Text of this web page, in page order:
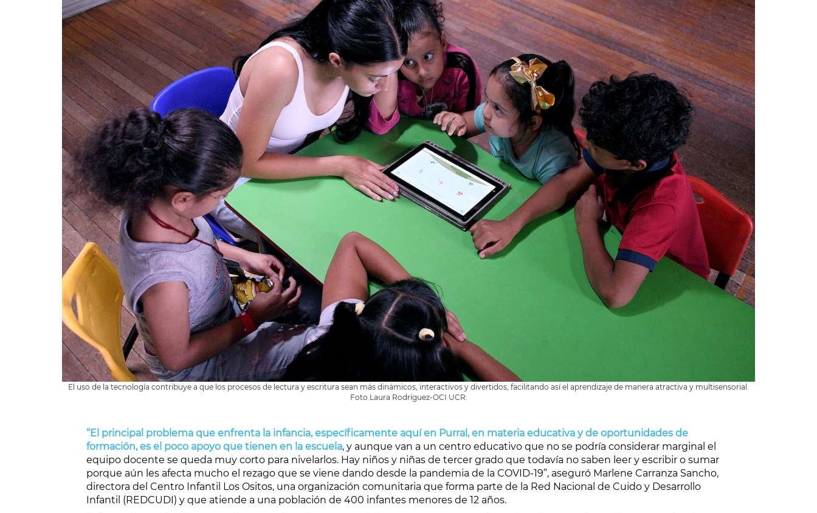
El uso de la tecnología contribuye a que los procesos de lectura y escritura sean más dinámicos, interactivos y divertidos, facilitando así el aprendizaje de manera atractiva y multisensorial.
Foto Laura Rodríguez-OCI UCR.
“El principal problema que enfrenta la infancia, específicamente aquí en Purral, en materia educativa y de oportunidades de
formación, es el poco apoyo que tienen en la escuela, y aunque van a un centro educativo que no se podría considerar marginal el
equipo docente se queda muy corto para nivelarlos. Hay niños y niñas de tercer grado que todavía no saben leer y escribir o sumar
porque aún les afecta mucho el rezago que se viene dando desde la pandemia de la COVID-19”, aseguró Marlene Carranza Sancho,
directora del Centro Infantil Los Ositos, una organización comunitaria que forma parte de la Red Nacional de Cuido y Desarrollo
Infantil (REDCUDI) y que atiende a una población de 400 infantes menores de 12 años.